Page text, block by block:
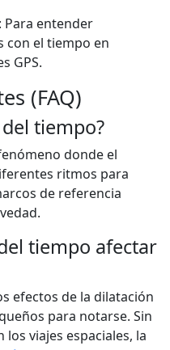
: Para entender
con el tiempo en
GPS.
(FAQ)
tiempo?
donde el
ritmos para
de referencia
tiempo afectar
efectos de la dilatación
para notarse. Sin
viajes espaciales, la